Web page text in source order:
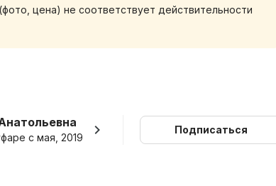
цена) не соответствует действительности
с мая, 2019
Подписаться